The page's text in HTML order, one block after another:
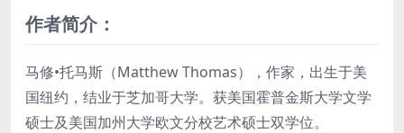
作者简介：
马修•托马斯（Matthew Thomas），作家，出生于美
国纽约，结业于芝加哥大学。获美国霍普金斯大学文学
硕士及美国加州大学欧文分校艺术硕士双学位。